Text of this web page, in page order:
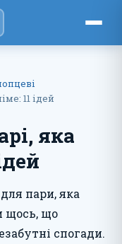
11 ідей
яка
пари, яка
щось, що
спогади.